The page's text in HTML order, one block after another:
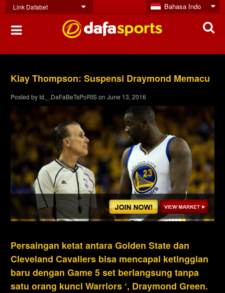
Link Dafabet Bahasa Indo
Klay Thompson: Suspensi Draymond Memacu
Posted by Id._.DaFaBeTsPoRtSon June 13, 2016
Persaingan ketat antara Golden State dan
Cleveland Cavaliers bisa mencapai ketinggian
baru dengan Game 5 set berlangsung tanpa
satu orang kunci Warriors ‘, Draymond Green.